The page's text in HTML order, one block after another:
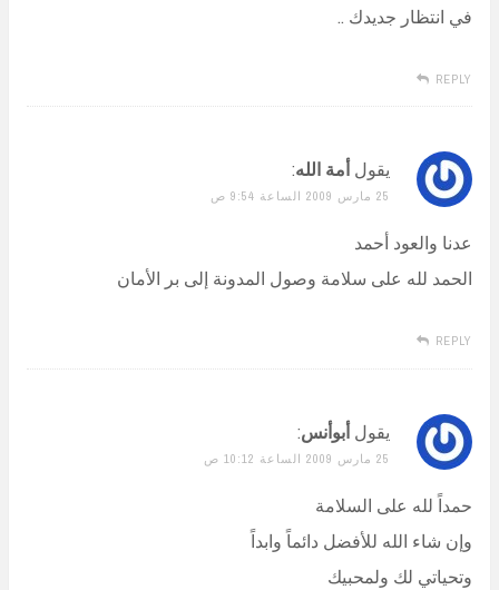
في انتظار جديدك ..
REPLY
يقول أمة الله:
25 مارس 2009 الساعة 9:54 ص
عدنا والعود أحمد
الحمد لله على سلامة وصول المدونة إلى بر الأمان
REPLY
يقول أبوأنس:
25 مارس 2009 الساعة 10:12 ص
حمداً لله على السلامة
وإن شاء الله للأفضل دائماً وابداً
وتحياتي لك ولمحبيك